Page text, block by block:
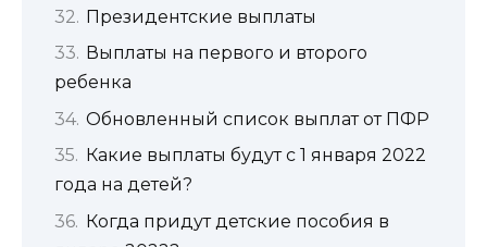
Президентские выплаты
Выплаты на первого и второго
ребенка
Обновленный список выплат от ПФР
Какие выплаты будут с 1 января 2022
года на детей?
Когда придут детские пособия в